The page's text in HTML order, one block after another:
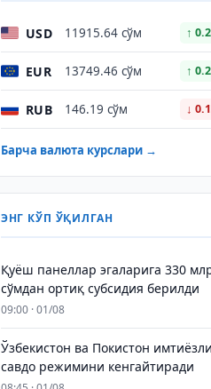
USD 11915.64 сўм ↑
EUR 13749.46 сўм ↑
RUB 146.19 сўм ↓
Барча валюта курслари →
ЭНГ КЎП ЎҚИЛГАН
Қуёш панеллар эгаларига 330
сўмдан ортиқ субсидия берилди
09:00 · 01/08
Ўзбекистон ва Покистон имтиёзли
савдо режимини кенгайтиради